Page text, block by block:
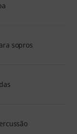
sopros